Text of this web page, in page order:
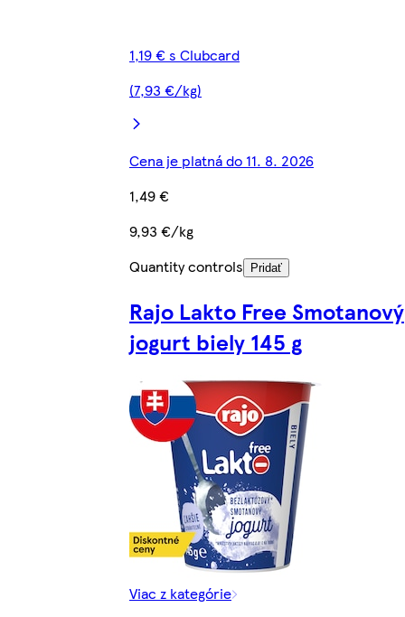
1,19 € s Clubcard
(7,93 €/kg)
Cena je platná do 11. 8. 2026
1,49 €
9,93 €/kg
Quantity controls
Pridať
Rajo Lakto Free Smotanový
jogurt biely 145 g
Viac z kategórie